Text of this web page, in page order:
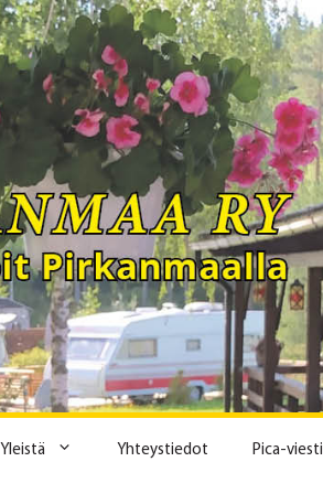
Yleistä Yhteystiedot Pica-viesti